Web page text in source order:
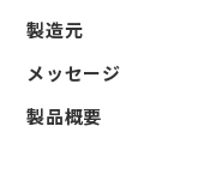
製造元
メッセージ
製品概要